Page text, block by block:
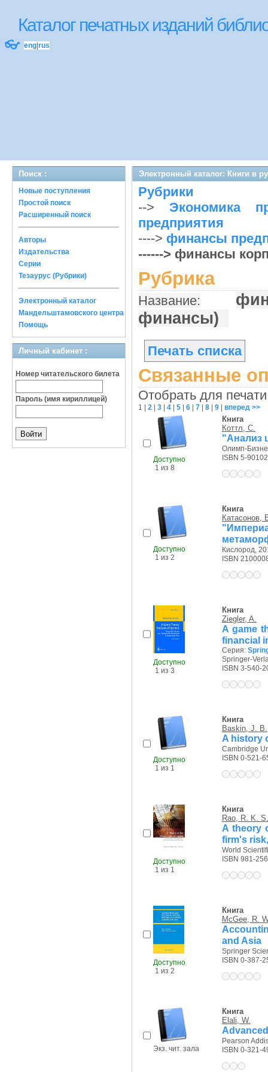
Каталог печатных изданий
👓 eng rus
Поиск :
Новые поступления
Простой поиск
Расширенный поиск
Авторы
Издательства
Серии
Тезаурус (Рубрики)
Электронный каталог
Мандельштамовского центра
Помощь
Личный кабинет :
Номер читательского билета
Пароль (имя кириллицей)
Электронный каталог: Книги в
Рубрики
--> Экономика
предприятия
----> финансы
------> финансы
Рубрика
Название:
финансы)
Печать списка
Связанные
Отобрать для
1 2 3 4 5 6 7 8 9 вперед >>
Доступно
1 из 8
Книга
Коттл, С.
"Анализ
Олимп-
ISBN 5-
Доступно
1 из 2
Книга
Кислород,
ISBN
Доступно
1 из 3
Книга
Ziegler, A.
A game
financial
Серия:
Springer-
ISBN 3-540-
Доступно
1 из 1
Книга
Baskin, J. B.
A history
Cambridge
ISBN 0-521-
Доступно
1 из 1
Книга
Rao, R. K. S.
A theory
firm's
World
ISBN 981-
Доступно
1 из 2
Книга
McGee, R.
and Asia
Springer
ISBN 0-387-
Экз. чит. зала
Книга
Elali, W.
Pearson
ISBN 0-321-